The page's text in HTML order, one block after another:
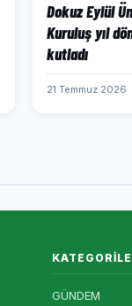
Dokuz Eylül
Kuruluş yıl
kutladı
21 Temmuz 2026
GÜNDEM